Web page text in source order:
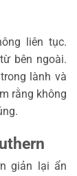
liên tục.
bên ngoài.
lành và
rằng không
giản lại ẩn